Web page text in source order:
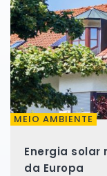
MEIO AMBIENTE
Energia
da Europa